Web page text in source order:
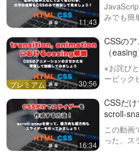
具体的には、以前は
0px, 20px)
ていましたが、新しい
を個別に書くことがで
コードの可読性が向上
になります。
11:43
みでも簡
ィを使っ
字列を
30:56
CSSの
（
※お詫び
ービック
Webデザ
「CSS
16:34
CSSだ
scroll-
イドで
ょう！
この動画
った、ス